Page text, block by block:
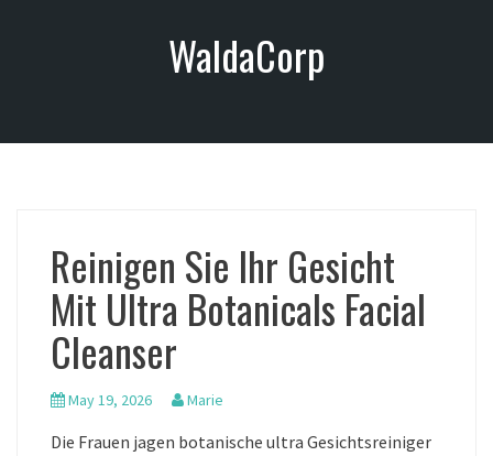
o
WaldaCorp
Reinigen Sie Ihr Gesicht
Mit Ultra Botanicals Facial
Cleanser
May 19, 2026 Marie
Die Frauen jagen botanische ultra Gesichtsreiniger